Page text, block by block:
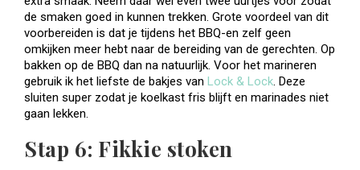
de smaken goed in kunnen trekken. Grote voordeel van dit
voorbereiden is dat je tijdens het BBQ-en zelf geen
omkijken meer hebt naar de bereiding van de gerechten. Op
bakken op de BBQ dan na natuurlijk. Voor het marineren
gebruik ik het liefste de bakjes van Lock & Lock. Deze
sluiten super zodat je koelkast fris blijft en marinades niet
gaan lekken.
Stap 6: Fikkie stoken